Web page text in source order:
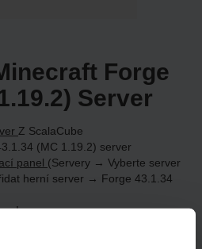
Forge
Server
Z ScalaCube
(MC 1.19.2) server
panel (Servery → Vyberte server
herní server → Forge 43.1.34